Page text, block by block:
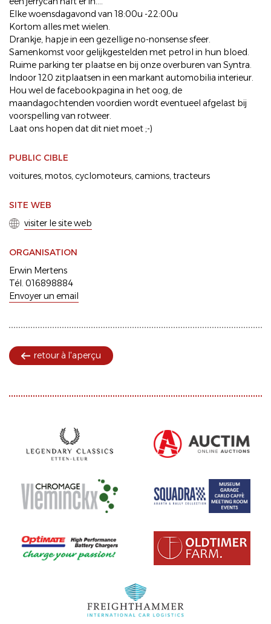
Elke woensdagavond van 18:00u -22:00u
Kortom alles met wielen.
Drankje, hapje in een gezellige no-nonsense sfeer.
Samenkomst voor gelijkgestelden met petrol in hun bloed.
Ruime parking ter plaatse en bij onze overburen van Syntra.
Indoor 120 zitplaatsen in een markant automobilia interieur.
Hou wel de facebookpagina in het oog, de
maandagochtenden voordien wordt eventueel afgelast bij
voorspelling van rotweer.
Laat ons hopen dat dit niet moet ;-)
PUBLIC CIBLE
voitures motos cyclomoteurs camions tracteurs
SITE WEB
visiter le site web
ORGANISATION
Erwin Mertens
Tél. 016898884
Envoyer un email
retour à l'aperçu